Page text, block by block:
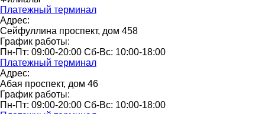
Платежный терминал
Адрес:
Сейфуллина проспект, дом 458
График работы:
Пн-Пт: 09:00-20:00 Сб-Вс: 10:00-18:00
Платежный терминал
Адрес:
Абая проспект, дом 46
График работы:
Пн-Пт: 09:00-20:00 Сб-Вс: 10:00-18:00